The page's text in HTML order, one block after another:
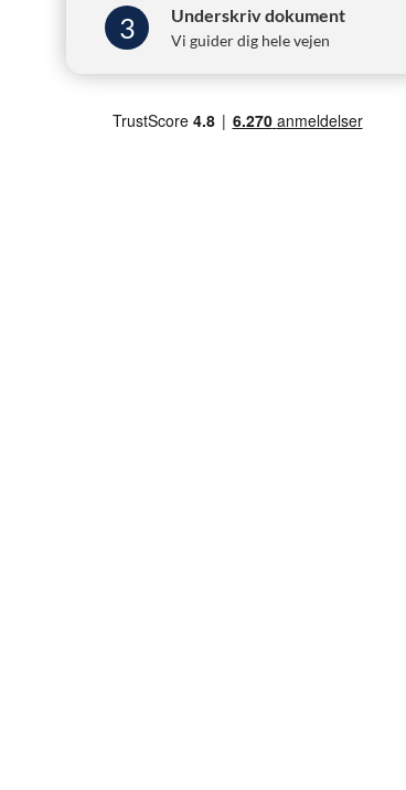
3 Underskriv dokument
Vi guider dig hele vejen